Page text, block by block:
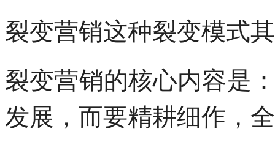
裂变营销这种裂变模式
裂变营销的核心内容是
发展，而要精耕细作，